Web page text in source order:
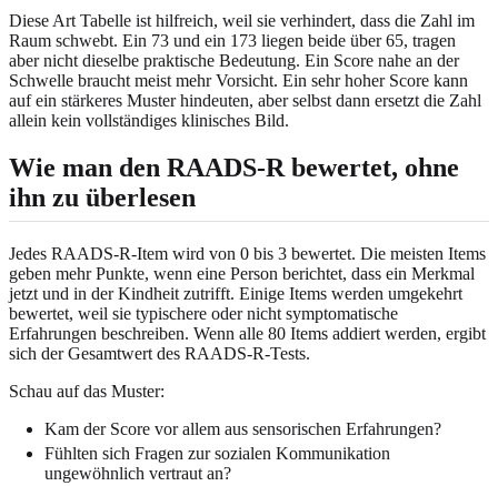
Diese Art Tabelle ist hilfreich, weil sie verhindert, dass die Zahl im
Raum schwebt. Ein 73 und ein 173 liegen beide über 65, tragen
aber nicht dieselbe praktische Bedeutung. Ein Score nahe an der
Schwelle braucht meist mehr Vorsicht. Ein sehr hoher Score kann
auf ein stärkeres Muster hindeuten, aber selbst dann ersetzt die Zahl
allein kein vollständiges klinisches Bild.
Wie man den RAADS-R bewertet, ohne
ihn zu überlesen
Jedes RAADS-R-Item wird von 0 bis 3 bewertet. Die meisten Items
geben mehr Punkte, wenn eine Person berichtet, dass ein Merkmal
jetzt und in der Kindheit zutrifft. Einige Items werden umgekehrt
bewertet, weil sie typischere oder nicht symptomatische
Erfahrungen beschreiben. Wenn alle 80 Items addiert werden, ergibt
sich der Gesamtwert des RAADS-R-Tests.
Schau auf das Muster:
Kam der Score vor allem aus sensorischen Erfahrungen?
Fühlten sich Fragen zur sozialen Kommunikation
ungewöhnlich vertraut an?